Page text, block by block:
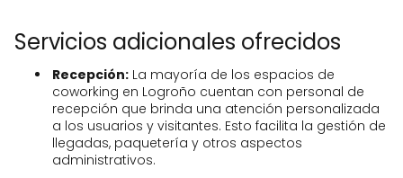
Servicios adicionales ofrecidos
Recepción: La mayoría de los espacios de
coworking en Logroño cuentan con personal de
recepción que brinda una atención personalizada
a los usuarios y visitantes. Esto facilita la gestión de
llegadas, paquetería y otros aspectos
administrativos.